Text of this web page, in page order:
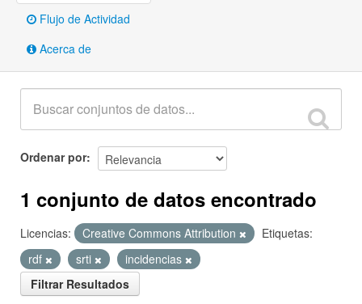
Flujo de Actividad
Acerca de
Ordenar por
1 conjunto de datos encontrado
Licencias: Creative Commons Attribution
Etiquetas:
rdf
srti
incidencias
Filtrar Resultados